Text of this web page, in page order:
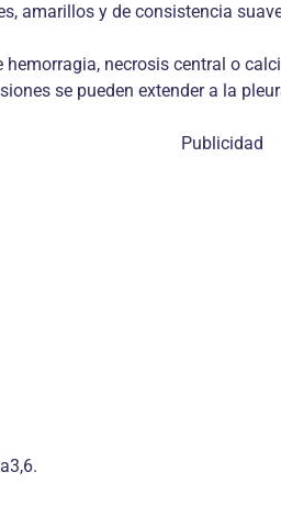
amarillos y de consistencia
necrosis central o
se pueden extender a la
Publicidad